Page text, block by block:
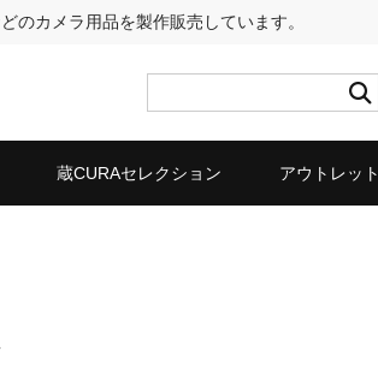
のカメラ用品を製作販売しています。
蔵CURAセレクション アウトレット